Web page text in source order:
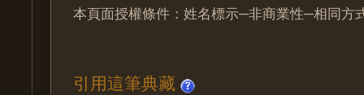
本頁面授權條件：姓名標示─非商業性─相同方
引用這筆典藏